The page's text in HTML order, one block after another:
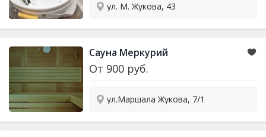
ул. М. Жукова, 43
Сауна Меркурий
От 900 руб.
ул.Маршала Жукова, 7/1